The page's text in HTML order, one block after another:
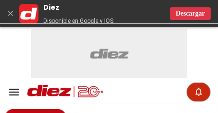
×
Diez
Disponible en Google y IOS
Descargar